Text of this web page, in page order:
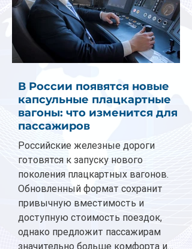
В России появятся новые
капсульные плацкартные
вагоны: что изменится для
пассажиров
Российские железные дороги
готовятся к запуску нового
поколения плацкартных вагонов.
Обновленный формат сохранит
привычную вместимость и
доступную стоимость поездок,
однако предложит пассажирам
значительно больше комфорта и